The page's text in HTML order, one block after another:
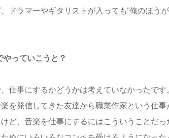
ドラマーやギタリストが入っても“俺のほう
っていこうと？
仕事にするかどうかは考えていなかったです
を発信してきた友達から職業作家という仕事
ど、音楽を仕事にするにはこういうことだっ